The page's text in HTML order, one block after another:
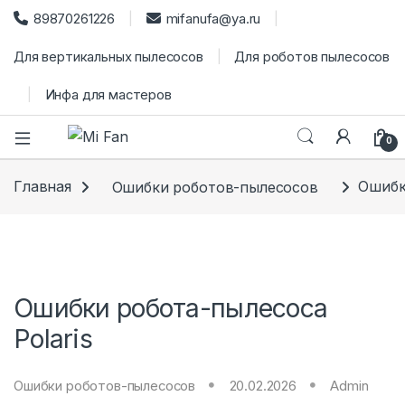
89870261226 mifanufa@ya.ru
Для вертикальных пылесосов Для роботов пылесосов
Инфа для мастеров
0
Главная Ошибки роботов-пылесосов
Ошибки робота-пылесоса
Polaris
Ошибки роботов-пылесосов 20.02.2026 Admin